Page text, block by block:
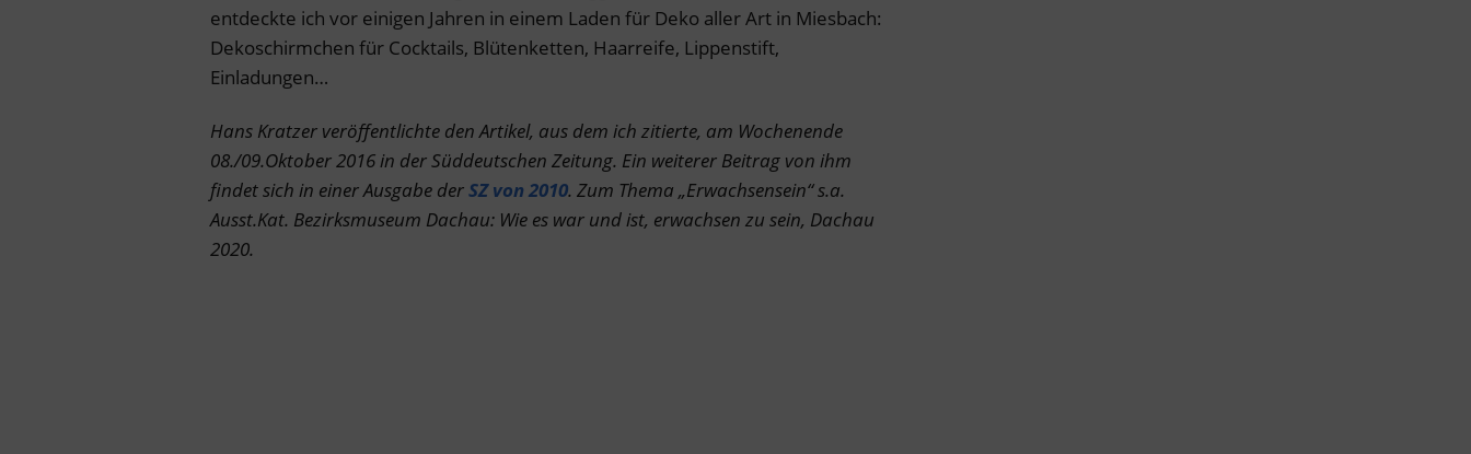
entdeckte ich vor einigen Jahren in einem Laden für Deko aller Art in Miesbach:
Dekoschirmchen für Cocktails, Blütenketten, Haarreife, Lippenstift,
Einladungen…
Hans Kratzer veröffentlichte den Artikel, aus dem ich zitierte, am Wochenende
08./09.Oktober 2016 in der Süddeutschen Zeitung. Ein weiterer Beitrag von ihm
findet sich in einer Ausgabe derSZ von 2010. Zum Thema „Erwachsensein“ s.a.
Ausst.Kat. Bezirksmuseum Dachau: Wie es war und ist, erwachsen zu sein, Dachau
2020.